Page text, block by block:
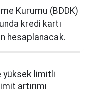
Kurumu (BDDK)
kredi kartı
hesaplanacak.
yüksek limitli
artırımı